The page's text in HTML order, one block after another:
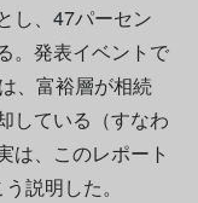
し、47パーセン
。発表イベントで
、富裕層が相続
している（すなわ
は、このレポート
説明した。